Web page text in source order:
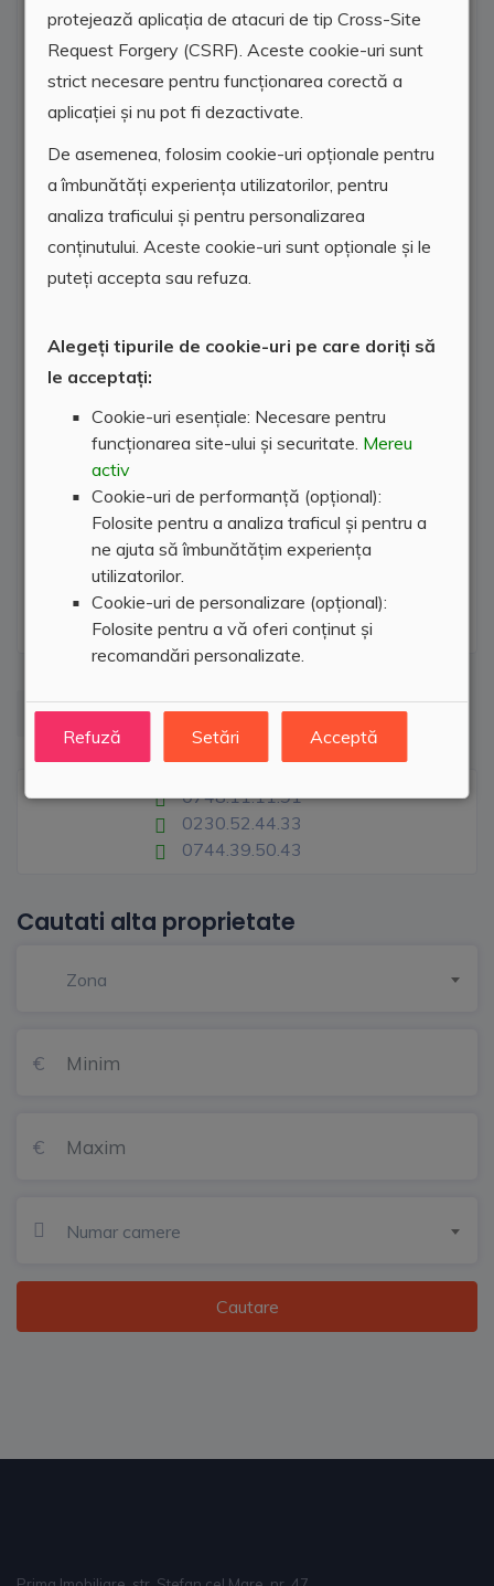
protejează aplicația de atacuri de tip Cross-Site
Request Forgery (CSRF). Aceste cookie-uri sunt
strict necesare pentru funcționarea corectă a
aplicației și nu pot fi dezactivate.
De asemenea, folosim cookie-uri opționale pentru
a îmbunătăți experiența utilizatorilor, pentru
analiza traficului și pentru personalizarea
conținutului. Aceste cookie-uri sunt opționale și le
puteți accepta sau refuza.
Alegeți tipurile de cookie-uri pe care doriți să
le acceptați:
Cookie-uri esențiale: Necesare pentru
funcționarea site-ului și securitate. Mereu
activ
Cookie-uri de performanță (opțional):
Folosite pentru a analiza traficul și pentru a
ne ajuta să îmbunătățim experiența
utilizatorilor.
Cookie-uri de personalizare (opțional):
Folosite pentru a vă oferi conținut și
recomandări personalizate.
Refuză Setări Acceptă
Locatie agentie
Prima Imobiliare
0748.11.11.91
0230.52.44.33
0744.39.50.43
Cautati alta proprietate
Zona
Numar camere
Cautare